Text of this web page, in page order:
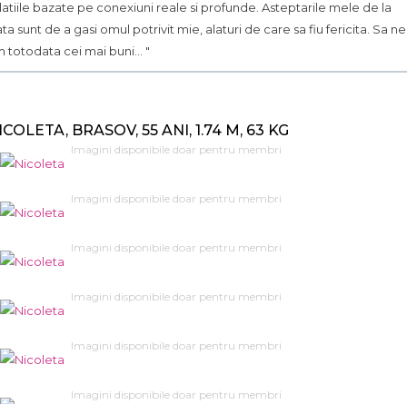
bazate pe conexiuni reale si profunde. Asteptarile mele de la
sunt de a gasi omul potrivit mie, alaturi de care sa fiu fericita. Sa ne
totodata cei mai buni... "
BRASOV, 55 ANI, 1.74 M, 63 KG
Imagini disponibile doar pentru membri
Imagini disponibile doar pentru membri
Imagini disponibile doar pentru membri
Imagini disponibile doar pentru membri
Imagini disponibile doar pentru membri
Imagini disponibile doar pentru membri